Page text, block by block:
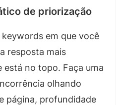
de priorização
em que você
resposta mais
está no topo. Faça uma
olhando
página, profundidade